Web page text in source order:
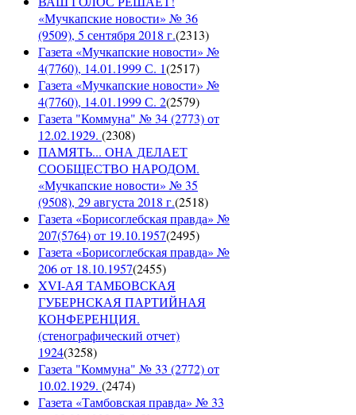
«Мучкапские новости» № 36
(9509), 5 сентября 2018 г.(2313)
Газета «Мучкапские новости» №
4(7760), 14.01.1999 С. 1(2517)
Газета «Мучкапские новости» №
4(7760), 14.01.1999 С. 2(2579)
Газета "Коммуна" № 34 (2773) от
12.02.1929. (2308)
ПАМЯТЬ... ОНА ДЕЛАЕТ
СООБЩЕСТВО НАРОДОМ.
«Мучкапские новости» № 35
(9508), 29 августа 2018 г.(2518)
Газета «Борисоглебская правда» №
207(5764) от 19.10.1957(2495)
Газета «Борисоглебская правда» №
206 от 18.10.1957(2455)
XVI-АЯ ТАМБОВСКАЯ
ГУБЕРНСКАЯ ПАРТИЙНАЯ
КОНФЕРЕНЦИЯ.
(стенографический отчет)
1924(3258)
Газета "Коммуна" № 33 (2772) от
10.02.1929. (2474)
Газета «Тамбовская правда» № 33